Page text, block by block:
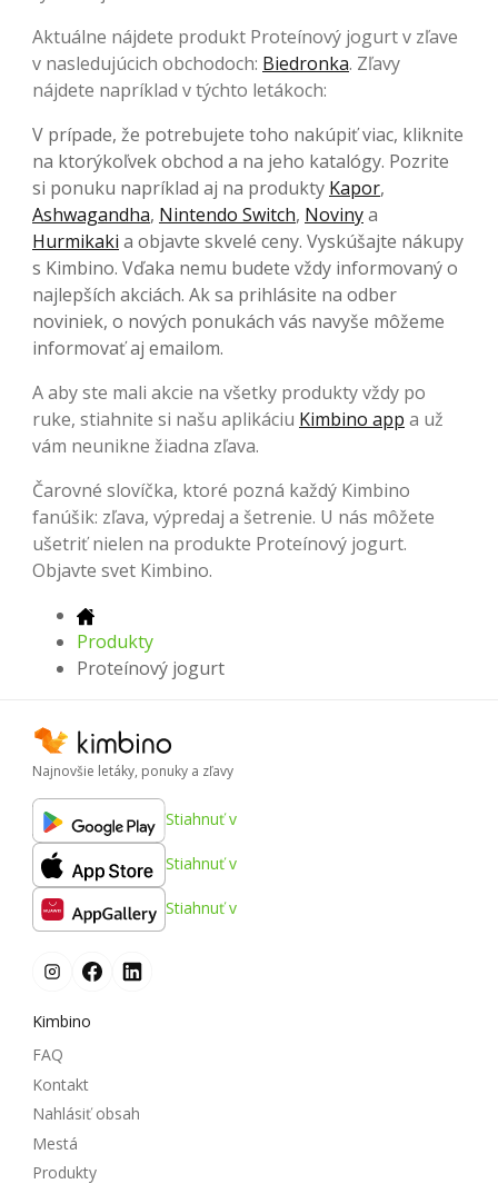
Aktuálne nájdete produkt Proteínový jogurt v zľave
v nasledujúcich obchodoch: Biedronka. Zľavy
nájdete napríklad v týchto letákoch:
V prípade, že potrebujete toho nakúpiť viac, kliknite
na ktorýkoľvek obchod a na jeho katalógy. Pozrite
si ponuku napríklad aj na produkty Kapor,
Ashwagandha, Nintendo Switch, Novinya
Hurmikaki a objavte skvelé ceny. Vyskúšajte nákupy
s Kimbino. Vďaka nemu budete vždy informovaný o
najlepších akciách. Ak sa prihlásite na odber
noviniek, o nových ponukách vás navyše môžeme
informovať aj emailom.
A aby ste mali akcie na všetky produkty vždy po
ruke, stiahnite si našu aplikáciu Kimbino app a už
vám neunikne žiadna zľava.
Čarovné slovíčka, ktoré pozná každý Kimbino
fanúšik: zľava, výpredaj a šetrenie. U nás môžete
ušetriť nielen na produkte Proteínový jogurt.
Objavte svet Kimbino.
Produkty
Proteínový jogurt
Najnovšie letáky, ponuky a zľavy
Stiahnuť v
Stiahnuť v
Stiahnuť v
Kimbino
FAQ
Kontakt
Nahlásiť obsah
Mestá
Produkty